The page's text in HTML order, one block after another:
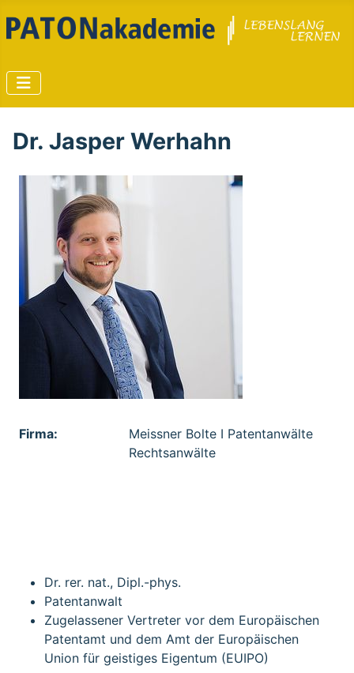
Dr. Jasper Werhahn
Firma:
Meissner Bolte I Patentanwälte
Rechtsanwälte
Dr. rer. nat., Dipl.-phys.
Patentanwalt
Zugelassener Vertreter vor dem Europäischen
Patentamt und dem Amt der Europäischen
Union für geistiges Eigentum (EUIPO)